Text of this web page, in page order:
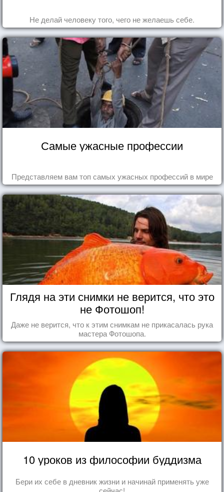
Не делай человеку того, чего не желаешь себе.
Самые ужасные профессии
Представляем вам топ самых ужасных профессий в мире
Глядя на эти снимки не верится, что это
не Фотошоп!
Даже не верится, что к этим снимкам не прикасалась рука
мастера Фотошопа.
10 уроков из философии буддизма
Бери их себе в дневник жизни и начинай применять уже